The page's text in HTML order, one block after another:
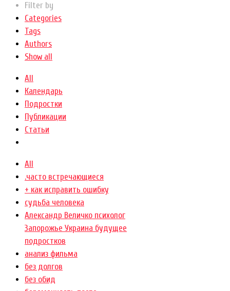
Filter by
Categories
Tags
Authors
Show all
All
Календарь
Подростки
Публикации
Статьи
All
.часто встречающиеся
+ как исправить ошибку
cудьба человека
Александр Величко психолог
Запорожье Украина будущее
подростков
анализ фильма
без долгов
без обид